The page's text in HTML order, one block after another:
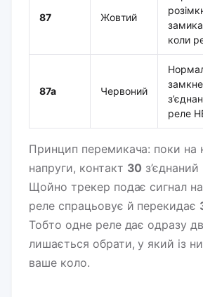
87 Жовтий
коли
87a Червоний
реле
Принцип перемикача: поки на
напруги, контакт 30 з’єднаний
Щойно трекер подає сигнал
реле спрацьовує й перекидає
Тобто одне реле дає одразу
лишається обрати, у який із
ваше коло.